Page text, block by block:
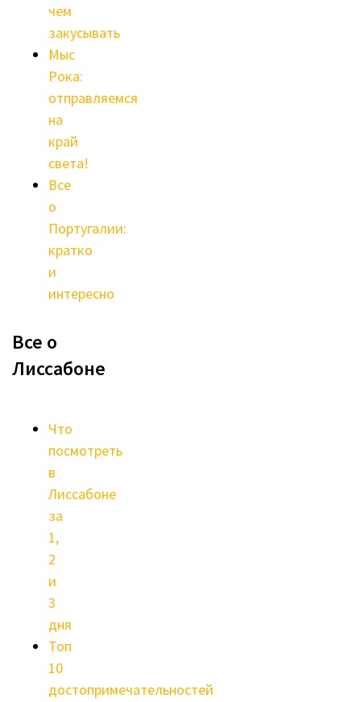
чем
закусывать
Мыс
Рока:
отправляемся
на
край
света!
Все
о
Португалии:
кратко
и
интересно
Все о
Лиссабоне
Что
посмотреть
в
Лиссабоне
за
1,
2
и
3
дня
Топ
10
достопримечательностей